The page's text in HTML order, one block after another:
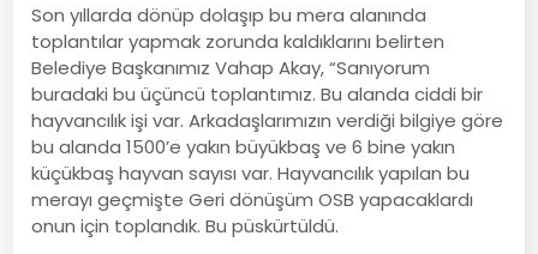
Son yıllarda dönüp dolaşıp bu mera alanında
toplantılar yapmak zorunda kaldıklarını belirten
Belediye Başkanımız Vahap Akay, “Sanıyorum
buradaki bu üçüncü toplantımız. Bu alanda ciddi bir
hayvancılık işi var. Arkadaşlarımızın verdiği bilgiye göre
bu alanda 1500’e yakın büyükbaş ve 6 bine yakın
küçükbaş hayvan sayısı var. Hayvancılık yapılan bu
merayı geçmişte Geri dönüşüm OSB yapacaklardı
onun için toplandık. Bu püskürtüldü.